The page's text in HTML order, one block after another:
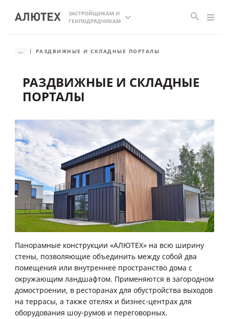
ЗАСТРОЙЩИКАМ И
ГЕНПОДРЯДЧИКАМ
РАЗДВИЖНЫЕ И СКЛАДНЫЕ
ПОРТАЛЫ
Панорамные конструкции «АЛЮТЕХ» на всю ширину
стены, позволяющие объединить между собой два
помещения или внутреннее пространство дома с
окружающим ландшафтом. Применяются в загородном
домостроении, в ресторанах для обустройства выходов
на террасы, а также отелях и бизнес-центрах для
оборудования шоу-румов и переговорных.
... РАЗДВИЖНЫЕ И СКЛАДНЫЕ ПОРТАЛЫ